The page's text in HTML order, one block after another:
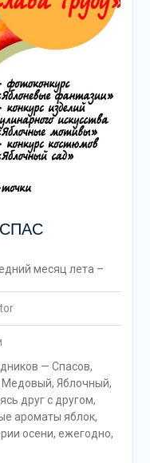
месяц лета –
— Спасов,
Медовый, Яблочный,
друг с другом,
ароматы яблок,
осени, ежегодно,